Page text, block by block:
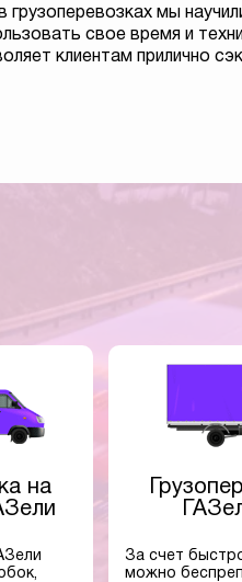
грузоперевозках мы
свое время и
клиентам прилично
на
За счет
можно